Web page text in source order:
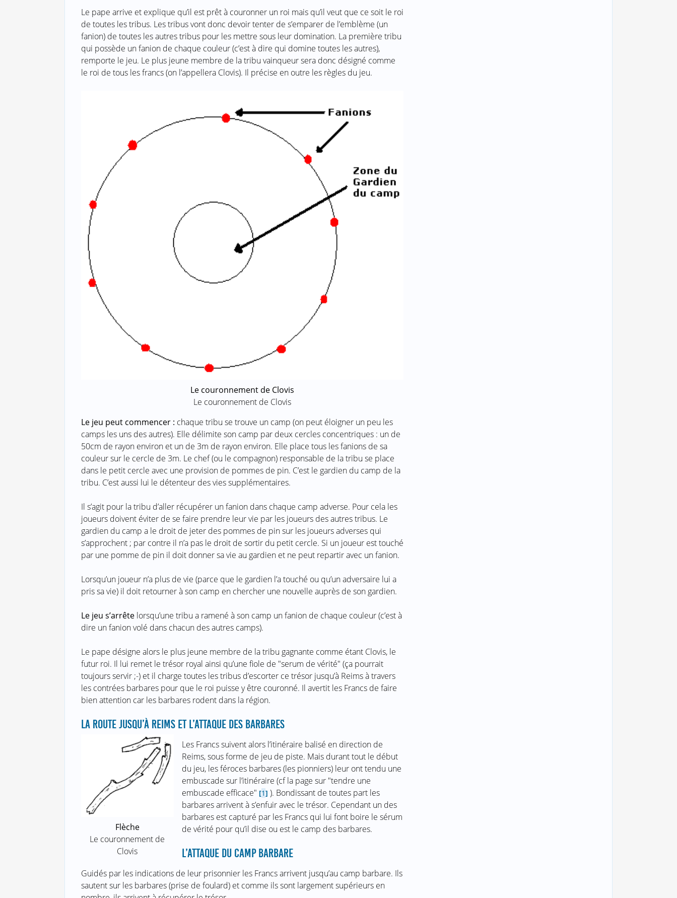
Le pape arrive et explique qu’il est prêt à couronner un roi mais qu’il veut que ce soit le roi
de toutes les tribus. Les tribus vont donc devoir tenter de s’emparer de l’emblème (un
fanion) de toutes les autres tribus pour les mettre sous leur domination. La première tribu
qui possède un fanion de chaque couleur (c’est à dire qui domine toutes les autres),
remporte le jeu. Le plus jeune membre de la tribu vainqueur sera donc désigné comme
le roi de tous les francs (on l’appellera Clovis). Il précise en outre les règles du jeu.
Le couronnement de Clovis
Le couronnement de Clovis
Le jeu peut commencer : chaque tribu se trouve un camp (on peut éloigner un peu les
camps les uns des autres). Elle délimite son camp par deux cercles concentriques : un de
50cm de rayon environ et un de 3m de rayon environ. Elle place tous les fanions de sa
couleur sur le cercle de 3m. Le chef (ou le compagnon) responsable de la tribu se place
dans le petit cercle avec une provision de pommes de pin. C’est le gardien du camp de la
tribu. C’est aussi lui le détenteur des vies supplémentaires.
Il s’agit pour la tribu d’aller récupérer un fanion dans chaque camp adverse. Pour cela les
joueurs doivent éviter de se faire prendre leur vie par les joueurs des autres tribus. Le
gardien du camp a le droit de jeter des pommes de pin sur les joueurs adverses qui
s’approchent ; par contre il n’a pas le droit de sortir du petit cercle. Si un joueur est touché
par une pomme de pin il doit donner sa vie au gardien et ne peut repartir avec un fanion.
Lorsqu’un joueur n’a plus de vie (parce que le gardien l’a touché ou qu’un adversaire lui a
pris sa vie) il doit retourner à son camp en chercher une nouvelle auprès de son gardien.
Le jeu s’arrêtelorsqu’une tribu a ramené à son camp un fanion de chaque couleur (c’est à
dire un fanion volé dans chacun des autres camps).
Le pape désigne alors le plus jeune membre de la tribu gagnante comme étant Clovis, le
futur roi. Il lui remet le trésor royal ainsi qu’une fiole de "serum de vérité" (ça pourrait
toujours servir ;-) et il charge toutes les tribus d’escorter ce trésor jusqu’à Reims à travers
les contrées barbares pour que le roi puisse y être couronné. Il avertit les Francs de faire
bien attention car les barbares rodent dans la région.
LA ROUTE JUSQU’À REIMS ET L’ATTAQUE DES BARBARES
Flèche
Le couronnement de
Clovis
Les Francs suivent alors l’itinéraire balisé en direction de
Reims, sous forme de jeu de piste. Mais durant tout le début
du jeu, les féroces barbares (les pionniers) leur ont tendu une
embuscade sur l’itinéraire (cf la page sur "tendre une
embuscade efficace" [1] ). Bondissant de toutes part les
barbares arrivent à s’enfuir avec le trésor. Cependant un des
barbares est capturé par les Francs qui lui font boire le sérum
de vérité pour qu’il dise ou est le camp des barbares.
L’ATTAQUE DU CAMP BARBARE
Guidés par les indications de leur prisonnier les Francs arrivent jusqu’au camp barbare. Ils
sautent sur les barbares (prise de foulard) et comme ils sont largement supérieurs en